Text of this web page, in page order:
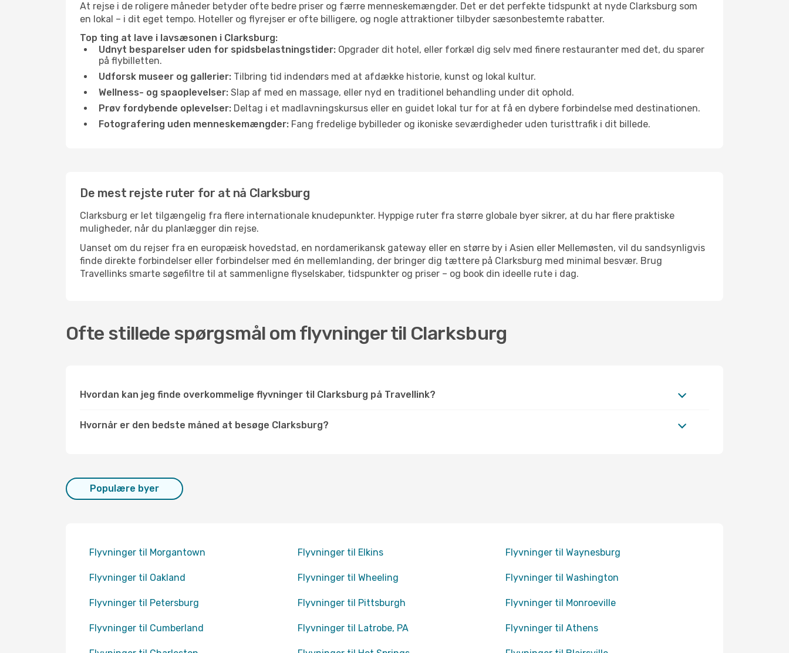
At rejse i de roligere måneder betyder ofte bedre priser og færre menneskemængder. Det er det perfekte tidspunkt at nyde Clarksburg som
en lokal – i dit eget tempo. Hoteller og flyrejser er ofte billigere, og nogle attraktioner tilbyder sæsonbestemte rabatter.
Top ting at lave i lavsæsonen i Clarksburg:
Udnyt besparelser uden for spidsbelastningstider: Opgrader dit hotel, eller forkæl dig selv med finere restauranter med det, du sparer
på flybilletten.
Udforsk museer og gallerier: Tilbring tid indendørs med at afdække historie, kunst og lokal kultur.
Wellness- og spaoplevelser: Slap af med en massage, eller nyd en traditionel behandling under dit ophold.
Prøv fordybende oplevelser: Deltag i et madlavningskursus eller en guidet lokal tur for at få en dybere forbindelse med destinationen.
Fotografering uden menneskemængder: Fang fredelige bybilleder og ikoniske seværdigheder uden turisttrafik i dit billede.
De mest rejste ruter for at nå Clarksburg
Clarksburg er let tilgængelig fra flere internationale knudepunkter. Hyppige ruter fra større globale byer sikrer, at du har flere praktiske
muligheder, når du planlægger din rejse.
Uanset om du rejser fra en europæisk hovedstad, en nordamerikansk gateway eller en større by i Asien eller Mellemøsten, vil du sandsynligvis
finde direkte forbindelser eller forbindelser med én mellemlanding, der bringer dig tættere på Clarksburg med minimal besvær. Brug
Travellinks smarte søgefiltre til at sammenligne flyselskaber, tidspunkter og priser – og book din ideelle rute i dag.
Ofte stillede spørgsmål om flyvninger til Clarksburg
Hvordan kan jeg finde overkommelige flyvninger til Clarksburg på Travellink?
Hvornår er den bedste måned at besøge Clarksburg?
Populære byer
Flyvninger til Morgantown Flyvninger til Elkins Flyvninger til Waynesburg
Flyvninger til Oakland Flyvninger til Wheeling Flyvninger til Washington
Flyvninger til Petersburg Flyvninger til Pittsburgh Flyvninger til Monroeville
Flyvninger til Cumberland Flyvninger til Latrobe, PA Flyvninger til Athens